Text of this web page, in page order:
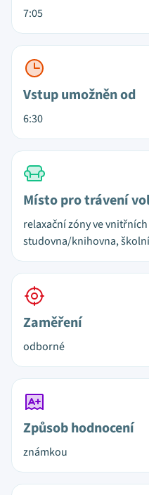
7:05
Vstup umožněn od
6:30
Místo pro trávení
relaxační zóny ve
studovna/knihovna,
Zaměření
odborné
Způsob hodnocení
známkou